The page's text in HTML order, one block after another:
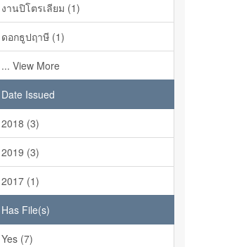
งานปิโตรเลียม (1)
ดอกธูปฤาษี (1)
... View More
Date Issued
2018 (3)
2019 (3)
2017 (1)
Has File(s)
Yes (7)